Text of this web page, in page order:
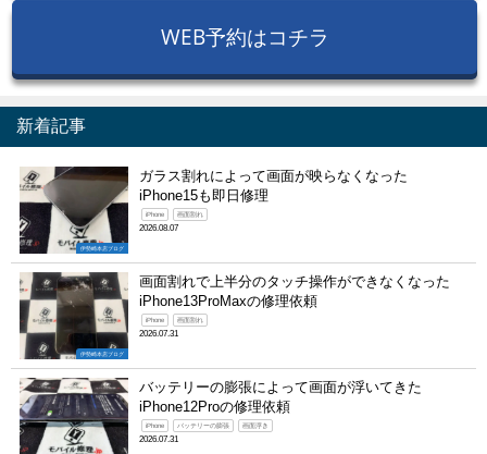
WEB予約はコチラ
新着記事
伊勢崎本店ブログ
ガラス割れによって画面が映らなくなった
iPhone15も即日修理
iPhone 画面割れ
2026.08.07
伊勢崎本店ブログ
画面割れで上半分のタッチ操作ができなくなった
iPhone13ProMaxの修理依頼
iPhone 画面割れ
2026.07.31
バッテリーの膨張によって画面が浮いてきた
iPhone12Proの修理依頼
iPhone バッテリーの膨張 画面浮き
2026.07.31